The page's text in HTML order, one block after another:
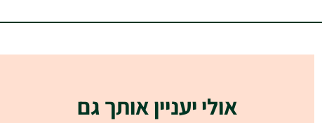
אולי יעניין אותך גם